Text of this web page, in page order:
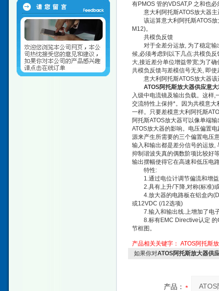
有PMOS 管的VDSAT,P 之和也
意大利阿托斯ATOS放大器主
该运算意大利阿托斯ATOS放
M12)。
共模负反馈
对于全差分运放, 为了稳定输
候,必须考虑到以下几点:共模负
大,接近差分单位增益带宽;为了
共模负反馈与差模信号无关, 即
意大利阿托斯ATOS放大器该
ATOS阿托斯放大器供应意
入级中电流镜及输出负载。这样,
交流特性上保持*。因为共模意大
一样。只要差模意大利阿托斯
阿托斯ATOS放大器可以像单端
ATOS放大器的影响。电压偏置
源来产生所需要的三个偏置电压
输入和输出都是差分信号的运放,
抑制谐波失真的偶数阶项比较好
输出摆幅使得它在高速和低压电
特性:
1.通过电位计调节偏流和增益
2.具有上升/下降,对称(标准)或
4.放大器的电路板在铝盒内
或12VDC (/12选项)
7.输入和输出线.上增加了电
8.标有EMC Directive认定 的
节框图。
产品相关关键字： ATOS阿托斯
如果你对ATOS阿托斯放大器供
产品：